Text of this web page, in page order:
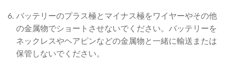
バッテリーのプラス極とマイナス極をワイヤーやその他
の金属物でショートさせないでください。バッテリーを
ネックレスやヘアピンなどの金属物と一緒に輸送または
保管しないでください。